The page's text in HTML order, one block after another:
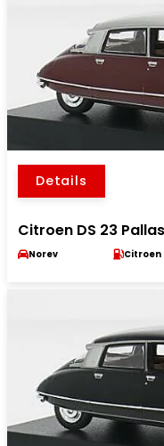
Details
Citroen DS 23
Norev Citroen